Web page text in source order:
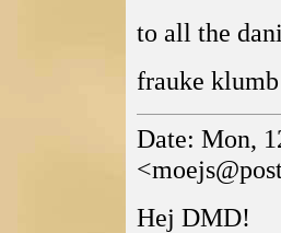
to all the
frauke klumb
Date: Mon,
Hej DMD!